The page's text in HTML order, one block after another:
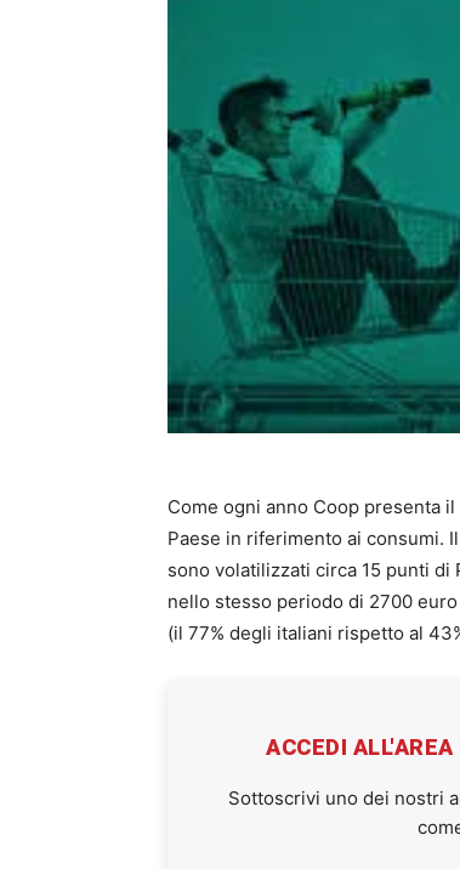
Come ogni anno Coop presenta
Paese in riferimento ai consumi.
sono volatilizzati circa 15 punti
nello stesso periodo di 2700
(il 77% degli italiani rispetto al
ACCEDI
Sottoscrivi uno dei nostri